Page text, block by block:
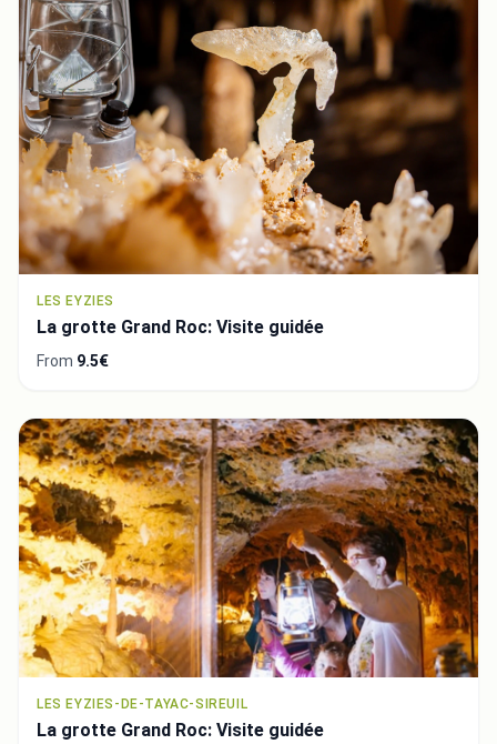
LES EYZIES
La grotte Grand Roc: Visite guidée
From 9.5€
LES EYZIES-DE-TAYAC-SIREUIL
La grotte Grand Roc: Visite guidée